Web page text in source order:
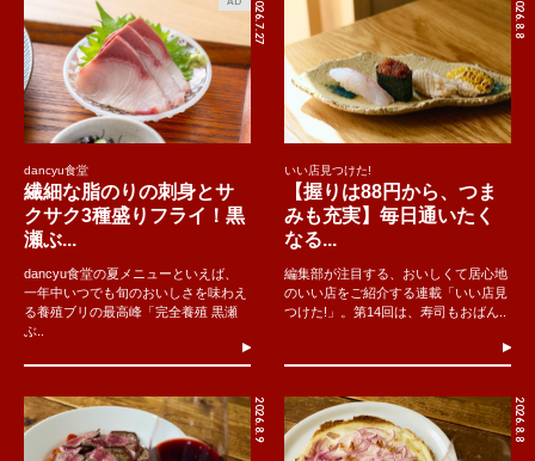
東京・築地の「パラディーゾ」の“リングイネのペスカトーレ”。築地に市場があ
ったときからの人気店で、魚介料理が名物。特にこのペスカトーレは定番で、
魚介のだしがしっかりとした食感のリングイネに沁み込んで濃い美味しさで
「食べるラジオ」TOKYO FM 毎週土曜20時～20時30分OA
※ノーカット版は、TOKYO FMの音声コンテンツサイト
「AuDee（オーディー）」で聴けます。
https://park.gsj.mobi/program/show/50786
番組へのメッセージはインスタグラム
文：植野広生
2026.7.27
dancyu食堂
繊細な脂のりの刺身とサ
クサク3種盛りフライ！黒
瀬ぶ...
dancyu食堂の夏メニューといえば、
一年中いつでも旬のおいしさを味わえ
る養殖ブリの最高峰「完全養殖 黒瀬
ぶ..
2026.8.8
いい店見つけた!
【握りは88円から、つま
みも充実】毎日通いたく
なる...
編集部が注目する、おいしくて居心地
のいい店をご紹介する連載「いい店見
つけた!」。第14回は、寿司もおばん..
2026.8.9 2026.8.8